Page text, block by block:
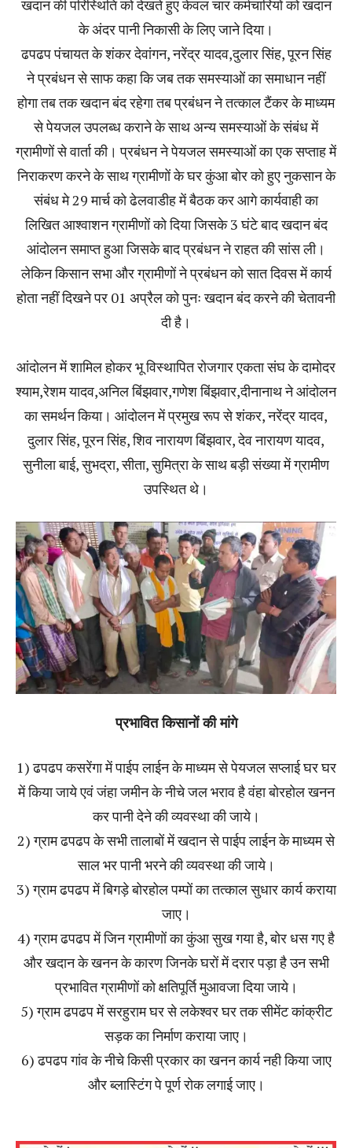
खदान की परिस्थिति को देखते हुए केवल चार कर्मचारियों को खदान
के अंदर पानी निकासी के लिए जाने दिया।
ढपढप पंचायत के शंकर देवांगन, नरेंद्र यादव,दुलार सिंह, पूरन सिंह
ने प्रबंधन से साफ कहा कि जब तक समस्याओं का समाधान नहीं
होगा तब तक खदान बंद रहेगा तब प्रबंधन ने तत्काल टैंकर के माध्यम
से पेयजल उपलब्ध कराने के साथ अन्य समस्याओं के संबंध में
ग्रामीणों से वार्ता की। प्रबंधन ने पेयजल समस्याओं का एक सप्ताह में
निराकरण करने के साथ ग्रामीणों के घर कुंआ बोर को हुए नुकसान के
संबंध मे 29 मार्च को ढेलवाडीह में बैठक कर आगे कार्यवाही का
लिखित आश्वाशन ग्रामीणों को दिया जिसके 3 घंटे बाद खदान बंद
आंदोलन समाप्त हुआ जिसके बाद प्रबंधन ने राहत की सांस ली।
लेकिन किसान सभा और ग्रामीणों ने प्रबंधन को सात दिवस में कार्य
होता नहीं दिखने पर 01 अप्रैल को पुनः खदान बंद करने की चेतावनी
दी है।
आंदोलन में शामिल होकर भू विस्थापित रोजगार एकता संघ के दामोदर
श्याम,रेशम यादव,अनिल बिंझवार,गणेश बिंझवार,दीनानाथ ने आंदोलन
का समर्थन किया। आंदोलन में प्रमुख रूप से शंकर, नरेंद्र यादव,
दुलार सिंह, पूरन सिंह, शिव नारायण बिंझवार, देव नारायण यादव,
सुनीला बाई, सुभद्रा, सीता, सुमित्रा के साथ बड़ी संख्या में ग्रामीण
उपस्थित थे।
प्रभावित किसानों की मांगे
1) ढपढप कसरेंगा में पाईप लाईन के माध्यम से पेयजल सप्लाई घर घर
में किया जाये एवं जंहा जमीन के नीचे जल भराव है वंहा बोरहोल खनन
कर पानी देने की व्यवस्था की जाये।
2) ग्राम ढपढप के सभी तालाबों में खदान से पाईप लाईन के माध्यम से
साल भर पानी भरने की व्यवस्था की जाये।
3) ग्राम ढपढप में बिगड़े बोरहोल पम्पों का तत्काल सुधार कार्य कराया
जाए।
4) ग्राम ढपढप में जिन ग्रामीणों का कुंआ सुख गया है, बोर धस गए है
और खदान के खनन के कारण जिनके घरों में दरार पड़ा है उन सभी
प्रभावित ग्रामीणों को क्षतिपूर्ति मुआवजा दिया जाये।
5) ग्राम ढपढप में सरहुराम घर से लकेश्वर घर तक सीमेंट कांक्रीट
सड़क का निर्माण कराया जाए।
6) ढपढप गांव के नीचे किसी प्रकार का खनन कार्य नही किया जाए
और ब्लास्टिंग पे पूर्ण रोक लगाई जाए।